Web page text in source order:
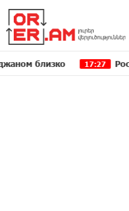
17:27 Рост цен